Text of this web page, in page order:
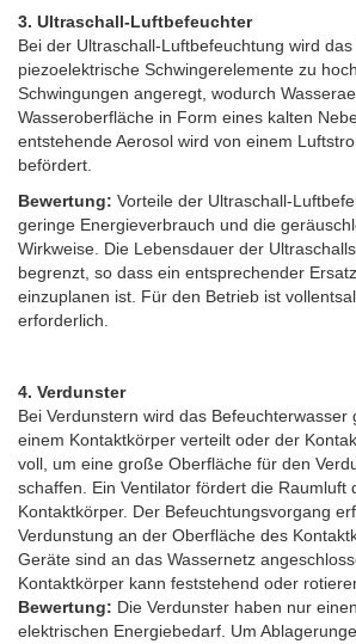
3. Ultraschall-Luftbefeuchter
Bei der Ultraschall-Luftbefeuchtung wird
piezoelektrische Schwingerelemente zu
Schwingungen angeregt, wodurch
Wasseroberfläche in Form eines kalten
entstehende Aerosol wird von einem
befördert.
Bewertung: Vorteile der Ultraschall-
geringe Energieverbrauch und die
Wirkweise. Die Lebensdauer der
begrenzt, so dass ein entsprechender
einzuplanen ist. Für den Betrieb ist
erforderlich.
4. Verdunster
Bei Verdunstern wird das Befeuchterwasser
einem Kontaktkörper verteilt oder der
voll, um eine große Oberfläche für den
schaffen. Ein Ventilator fördert die Raumluft
Kontaktkörper. Der Befeuchtungsvorgang
Verdunstung an der Oberfläche des
Geräte sind an das Wassernetz
Kontaktkörper kann feststehend oder
Bewertung: Die Verdunster haben nur
elektrischen Energiebedarf. Um